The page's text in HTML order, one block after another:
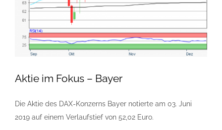
Aktie im Fokus – Bayer
Die Aktie des DAX-Konzerns Bayer notierte am 03. Juni
2019 auf einem Verlaufstief von 52,02 Euro.